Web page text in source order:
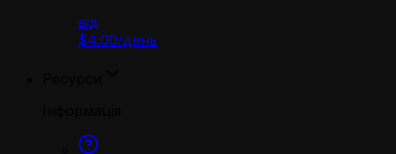
від
$4.00/день